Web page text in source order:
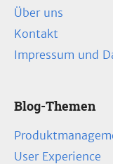
Über uns
Kontakt
Impressum und
Blog-Themen
User Experience